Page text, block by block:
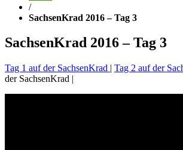
/
SachsenKrad 2016 – Tag 3
SachsenKrad 2016 – Tag 3
Tag 1 auf der SachsenKrad | Tag 2 auf der
der SachsenKrad |